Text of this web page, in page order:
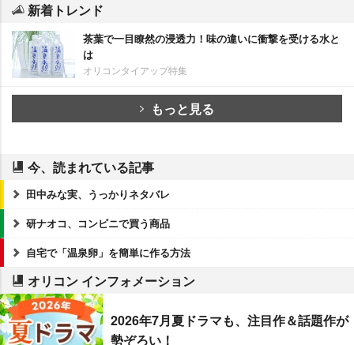
新着トレンド
茶葉で一目瞭然の浸透力！味の違いに衝撃を受ける水と
は
オリコンタイアップ特集
もっと見る
今、読まれている記事
田中みな実、うっかりネタバレ
研ナオコ、コンビニで買う商品
自宅で「温泉卵」を簡単に作る方法
オリコン インフォメーション
2026年7月夏ドラマも、注目作＆話題作が
勢ぞろい！